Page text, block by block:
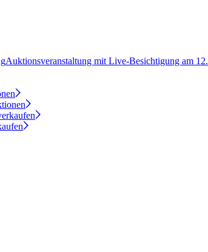
Auktionsveranstaltung mit Live-Besichtigung am